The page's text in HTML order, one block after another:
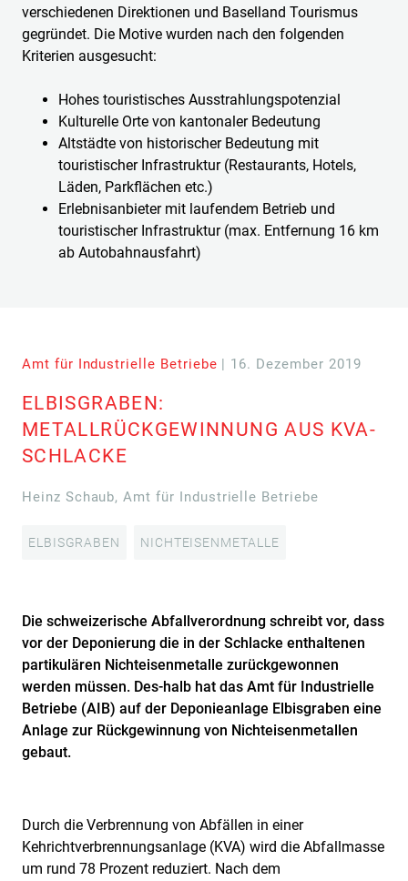
verschiedenen Direktionen und Baselland Tourismus
gegründet. Die Motive wurden nach den folgenden
Kriterien ausgesucht:
Hohes touristisches Ausstrahlungspotenzial
Kulturelle Orte von kantonaler Bedeutung
Altstädte von historischer Bedeutung mit
touristischer Infrastruktur (Restaurants, Hotels,
Läden, Parkflächen etc.)
Erlebnisanbieter mit laufendem Betrieb und
touristischer Infrastruktur (max. Entfernung 16 km
ab Autobahnausfahrt)
Amt für Industrielle Betriebe | 16. Dezember 2019
ELBISGRABEN:
METALLRÜCKGEWINNUNG AUS KVA-
SCHLACKE
Heinz Schaub, Amt für Industrielle Betriebe
ELBISGRABEN NICHTEISENMETALLE
Die schweizerische Abfallverordnung schreibt vor, dass
vor der Deponierung die in der Schlacke enthaltenen
partikulären Nichteisenmetalle zurückgewonnen
werden müssen. Des-halb hat das Amt für Industrielle
Betriebe (AIB) auf der Deponieanlage Elbisgraben eine
Anlage zur Rückgewinnung von Nichteisenmetallen
gebaut.
Durch die Verbrennung von Abfällen in einer
Kehrichtverbrennungsanlage (KVA) wird die Abfallmasse
um rund 78 Prozent reduziert. Nach dem